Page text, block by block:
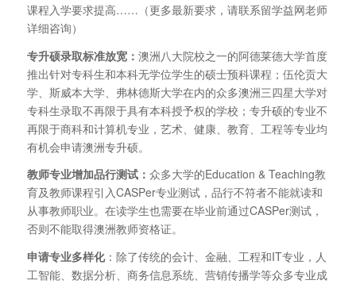
课程入学要求提高……（更多最新要求，请联系留学益网老师
详细咨询）
专升硕录取标准放宽： 澳洲八大院校之一的阿德莱德大学首度
推出针对专科生和本科无学位学生的硕士预科课程；伍伦贡大
学、斯威本大学、弗林德斯大学在内的众多澳洲三四星大学对
专科生录取不再限于具有本科授予权的学校；专升硕的专业不
再限于商科和计算机专业，艺术、健康、教育、工程等专业均
有机会申请澳洲专升硕。
教师专业增加品行测试： 众多大学的Education & Teaching教
育及教师课程引入CASPer专业测试，品行不符者不能就读和
从事教师职业。在读学生也需要在毕业前通过CASPer测试，
否则不能取得澳洲教师资格证。
申请专业多样化：除了传统的会计、金融、工程和IT专业，人
工智能、数据分析、商务信息系统、营销传播学等众多专业成